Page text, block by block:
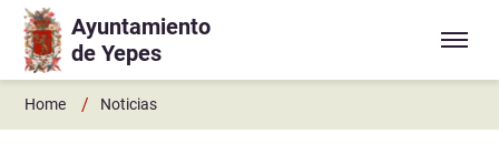
Ir a contenido principal
Ayuntamiento
de Yepes
Home / Noticias